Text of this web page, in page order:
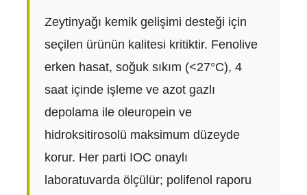
Zeytinyağı kemik gelişimi desteği için
seçilen ürünün kalitesi kritiktir. Fenolive
erken hasat, soğuk sıkım (<27°C), 4
saat içinde işleme ve azot gazlı
depolama ile oleuropein ve
hidroksitirosolü maksimum düzeyde
korur. Her parti IOC onaylı
laboratuvarda ölçülür; polifenol raporu